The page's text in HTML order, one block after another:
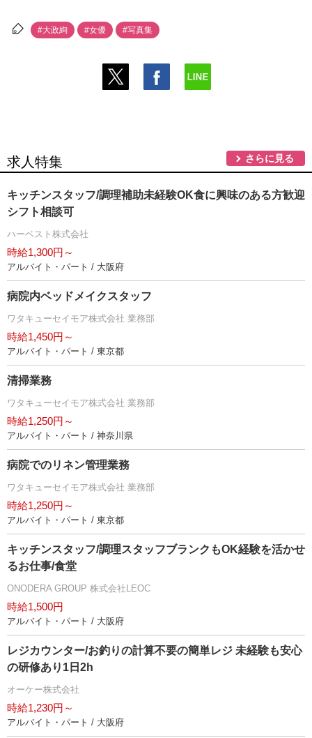
#大政絢 #女優 #写真集
求人特集 さらに見る
キッチンスタッフ/調理補助未経験OK食に興味のある方歓迎
シフト相談可
ハーベスト株式会社
時給1,300円～
アルバイト・パート / 大阪府
病院内ベッドメイクスタッフ
ワタキューセイモア株式会社 業務部
時給1,450円～
アルバイト・パート / 東京都
清掃業務
ワタキューセイモア株式会社 業務部
時給1,250円～
アルバイト・パート / 神奈川県
病院でのリネン管理業務
ワタキューセイモア株式会社 業務部
時給1,250円～
アルバイト・パート / 東京都
キッチンスタッフ/調理スタッフブランクもOK経験を活かせ
るお仕事/食堂
ONODERA GROUP 株式会社LEOC
時給1,500円
アルバイト・パート / 大阪府
レジカウンター/お釣りの計算不要の簡単レジ 未経験も安心
の研修あり1日2h
オーケー株式会社
時給1,230円～
アルバイト・パート / 大阪府